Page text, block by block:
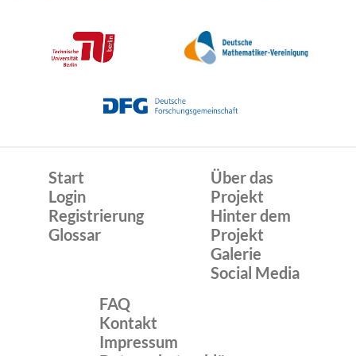
Start
Login
Registrierung
Glossar
Über das
Projekt
Hinter dem
Projekt
Galerie
Social Media
FAQ
Kontakt
Impressum